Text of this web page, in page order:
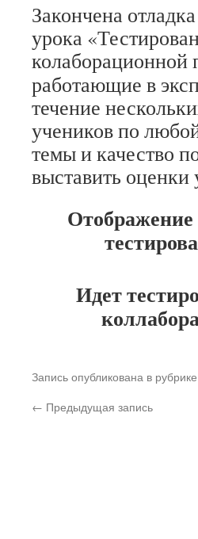
Закончена
урока
работающие в
течение
учеников по
темы и качество
выставить
Отображение
Идет
Запись опубликована в рубрике
← Предыдущая запись